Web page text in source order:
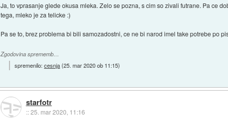
Ja, to vprasanje glede okusa mleka. Zelo se pozna, s cim so zivali futrane. Pa ce
tega, mleko je za telicke :)
Pa se to, brez problema bi bili samozadostni, ce ne bi narod imel take potrebe po
Zgodovina sprememb…
spremenilo:cesnja(25. mar 2020 ob 11:15)
starfotr
::25. mar 2020, 11:16